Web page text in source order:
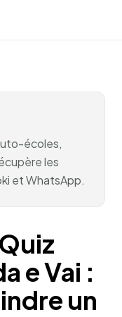
écoles,
les
et WhatsApp.
e Vai :
un